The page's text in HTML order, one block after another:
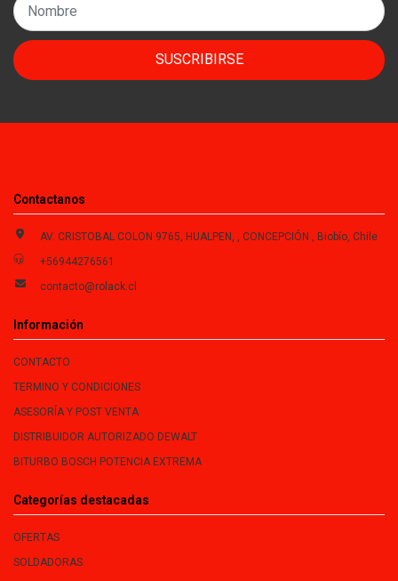
SUSCRIBIRSE
Contactanos
AV. CRISTOBAL COLON 9765, HUALPEN, , CONCEPCIÓN , Biobío, Chile
+56944276561
contacto@rolack.cl
Información
CONTACTO
TERMINO Y CONDICIONES
ASESORÍA Y POST VENTA
DISTRIBUIDOR AUTORIZADO DEWALT
BITURBO BOSCH POTENCIA EXTREMA
Categorías destacadas
OFERTAS
SOLDADORAS